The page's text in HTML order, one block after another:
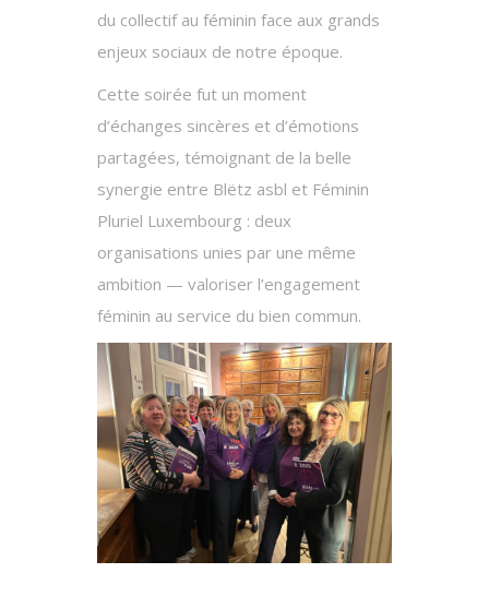
du collectif au féminin face aux grands
enjeux sociaux de notre époque.
Cette soirée fut un moment
d’échanges sincères et d’émotions
partagées, témoignant de la belle
synergie entre Blëtz asbl et Féminin
Pluriel Luxembourg : deux
organisations unies par une même
ambition — valoriser l’engagement
féminin au service du bien commun.